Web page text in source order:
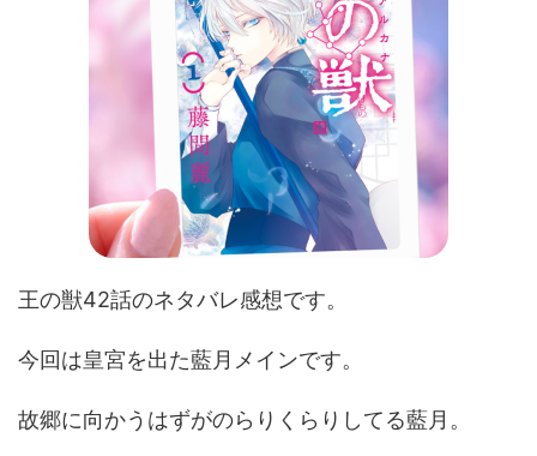
王の獣42話のネタバレ感想です。
今回は皇宮を出た藍月メインです。
故郷に向かうはずがのらりくらりしてる藍月。